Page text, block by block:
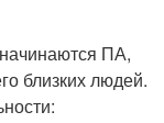
ПА,
близких людей.